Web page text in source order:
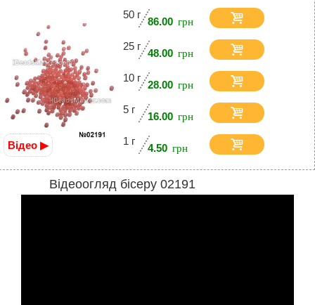
Відео ▶
50 г
86.00
25 г
48.00
10 г
28.00
5 г
16.00
1 г
4.50
Відеоогляд бісеру 02191